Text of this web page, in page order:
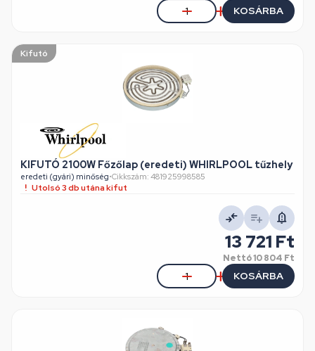
KOSÁRBA
Kifutó
KIFUTÓ 2100W Főzőlap (eredeti) WHIRLPOOL tűzhely
eredeti (gyári) minőség•Cikkszám: 481925998585
Utolsó 3 db utána kifut
13 721 Ft
Nettó10 804 Ft
KOSÁRBA